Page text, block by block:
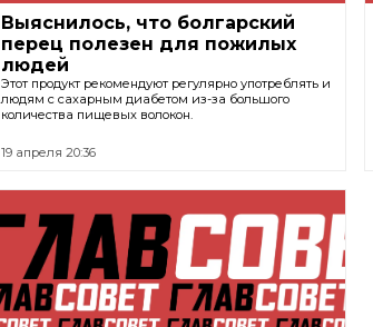
Выяснилось, что болгарский
перец полезен для пожилых
людей
Этот продукт рекомендуют регулярно употреблять и
людям с сахарным диабетом из-за большого
количества пищевых волокон.
19 апреля 20:36